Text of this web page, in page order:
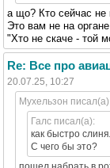
а що? Кто сейчас не
Это вам не на
"Хто не скаче - той
Re: Все про
20.07.25, 10:27
Мухельзон
Галс писал(а):
как быстро
С чего бы это?